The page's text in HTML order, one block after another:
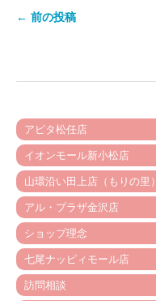
← 前の投稿
アピタ松任店
イオンモール新小松店
山環沿い田上店（もりの里）
アル・プラザ金沢店
ショップ理念
七尾ナッピィモール店
訪問相談